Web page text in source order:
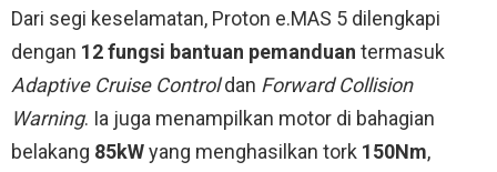
Dari segi keselamatan, Proton e.MAS 5 dilengkapi
dengan 12 fungsi bantuan pemanduan termasuk
Adaptive Cruise Controldan Forward Collision
Warning. Ia juga menampilkan motor di bahagian
belakang 85kWyang menghasilkan tork 150Nm,